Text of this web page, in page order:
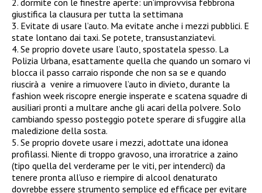
giustifica la clausura per tutta la settimana
3. Evitate di usare l’auto. Ma evitate anche i mezzi pubblici. E
state lontano dai taxi. Se potete, transustanziatevi.
4. Se proprio dovete usare l’auto, spostatela spesso. La
Polizia Urbana, esattamente quella che quando un somaro vi
blocca il passo carraio risponde che non sa se e quando
riuscirà a venire a rimuovere l’auto in divieto, durante la
fashion week riscopre energie insperate e scatena squadre di
ausiliari pronti a multare anche gli acari della polvere. Solo
cambiando spesso posteggio potete sperare di sfuggire alla
maledizione della sosta.
5. Se proprio dovete usare i mezzi, adottate una idonea
profilassi. Niente di troppo gravoso, una irroratrice a zaino
(tipo quella del verderame per le viti, per intenderci) da
tenere pronta all’uso e riempire di alcool denaturato
dovrebbe essere strumento semplice ed efficace per evitare